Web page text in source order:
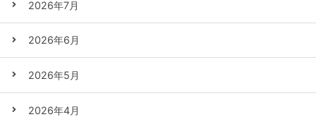
2026年7月
2026年6月
2026年5月
2026年4月